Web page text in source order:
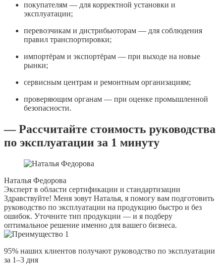
покупателям — для корректной установки и
эксплуатации;
перевозчикам и дистрибьюторам — для соблюдения
правил транспортировки;
импортёрам и экспортёрам — при выходе на новые
рынки;
сервисным центрам и ремонтным организациям;
проверяющим органам — при оценке промышленной
безопасности.
— Рассчитайте стоимость руководства
по эксплуатации за 1 минуту
Наталья Федорова
Эксперт в области сертификации и стандартизации
Здравствуйте! Меня зовут Наталья, я помогу вам подготовить
руководство по эксплуатации на продукцию быстро и без
ошибок. Уточните тип продукции — и я подберу
оптимальное решение именно для вашего бизнеса.
95% наших клиентов получают руководство по эксплуатации
за 1–3 дня